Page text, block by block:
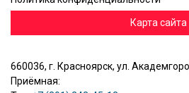
Карта сайта
660036, г. Красноярск, ул.
Приёмная: